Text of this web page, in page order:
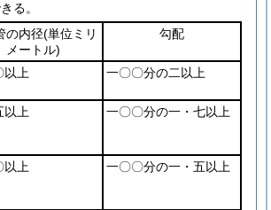
る。
の内径(単位ミリ
メートル)
勾配
以上 一〇〇分の二以上
以上 一〇〇分の一・七以上
以上 一〇〇分の一・五以上